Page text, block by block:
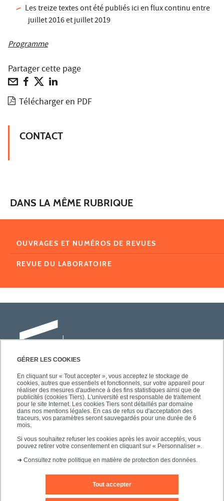
GÉRER LES COOKIES
En cliquant sur « Tout accepter », vous acceptez le stockage de
cookies, autres que essentiels et fonctionnels, sur votre appareil pour
réaliser des mesures d'audience à des fins statistiques ainsi que de
publicités (cookies Tiers). L'université est responsable de traitement
pour le site Internet. Les cookies Tiers sont détaillés par domaine
dans nos mentions légales. En cas de refus ou d'acceptation des
traceurs, vos paramètres seront sauvegardés pour une durée de 6
mois.
Si vous souhaitez refuser les cookies après les avoir acceptés, vous
pouvez retirer votre consentement en cliquant sur « Personnaliser ».
➜ Consultez notre politique en matière de protection des données.
Tout accepter
Les treize textes ont été publiés ici en flux continu entre
juillet 2016 et juillet 2019
Programme
Partager cette page
Télécharger en PDF
CONTACT
DANS LA MÊME RUBRIQUE
OUVRAGES ET NUMÉROS DE REVUES
REVUE DU LABORATOIRE
Université Paris-Est Créteil
Faculté des lettres, langues et sciences
humaines
61, avenue du Général de Gaulle
94010 Créteil
Mentions légales